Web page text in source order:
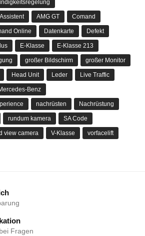
AMG GT Comand
Online Datenkarte Defekt
E-Klasse E-Klasse 213
großer Bildschirm großer Monitor
Head Unit Leder Live Traffic
Benz
nachrüsten Nachrüstung
rundum kamera SA Code
view camera V-Klasse vorfacelift
Fragen